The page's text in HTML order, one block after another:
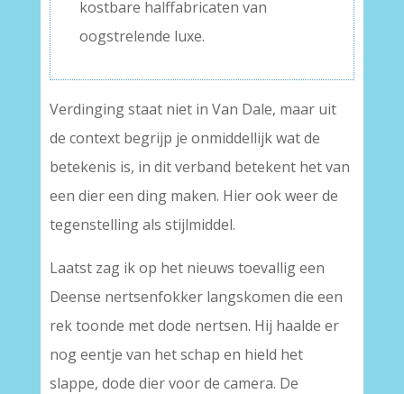
kostbare halffabricaten van
oogstrelende luxe.
Verdinging staat niet in Van Dale, maar uit
de context begrijp je onmiddellijk wat de
betekenis is, in dit verband betekent het van
een dier een ding maken. Hier ook weer de
tegenstelling als stijlmiddel.
Laatst zag ik op het nieuws toevallig een
Deense nertsenfokker langskomen die een
rek toonde met dode nertsen. Hij haalde er
nog eentje van het schap en hield het
slappe, dode dier voor de camera. De